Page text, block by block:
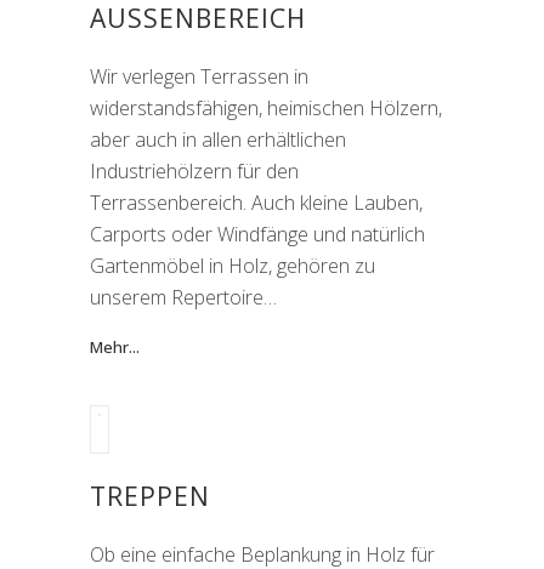
AUSSENBEREICH
Wir verlegen Terrassen in
widerstandsfähigen, heimischen Hölzern,
aber auch in allen erhältlichen
Industriehölzern für den
Terrassenbereich. Auch kleine Lauben,
Carports oder Windfänge und natürlich
Gartenmöbel in Holz, gehören zu
unserem Repertoire…
Mehr...
TREPPEN
Ob eine einfache Beplankung in Holz für